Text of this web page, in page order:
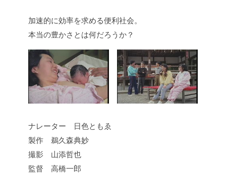
加速的に効率を求める便利社会。
本当の豊かさとは何だろうか？
ナレーター 日色ともゑ
製作 鵜久森典妙
撮影 山添哲也
監督 高橋一郎